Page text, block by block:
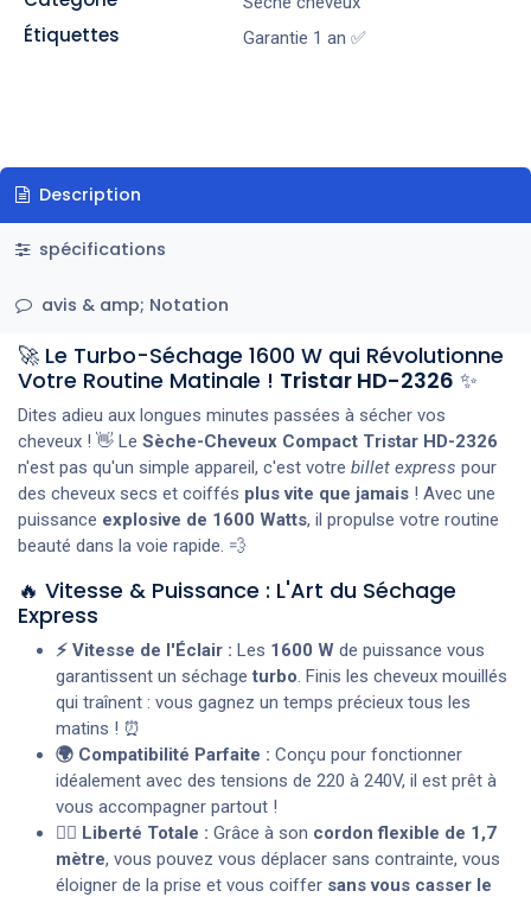
Étiquettes Garantie 1 an ✅
Description
spécifications
avis & amp; Notation
🚀 Le Turbo-Séchage 1600 W qui Révolutionne
Votre Routine Matinale ! Tristar HD-2326 ✨
Dites adieu aux longues minutes passées à sécher vos
cheveux ! 👋 Le Sèche-Cheveux Compact Tristar HD-2326
n'est pas qu'un simple appareil, c'est votre billet express pour
des cheveux secs et coiffés plus vite que jamais ! Avec une
puissance explosive de 1600 Watts, il propulse votre routine
beauté dans la voie rapide. 💨
🔥 Vitesse & Puissance : L'Art du Séchage
Express
⚡ Vitesse de l'Éclair : Les 1600 W de puissance vous
garantissent un séchageturbo. Finis les cheveux mouillés
qui traînent : vous gagnez un temps précieux tous les
matins ! ⏰
🌍 Compatibilité Parfaite : Conçu pour fonctionner
idéalement avec des tensions de 220 à 240V, il est prêt à
vous accompagner partout !
🤸‍♀️ Liberté Totale : Grâce à son cordon flexible de 1,7
mètre, vous pouvez vous déplacer sans contrainte, vous
éloigner de la prise et vous coiffer sans vous casser le